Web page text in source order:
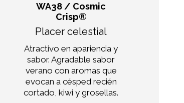
WA38 / Cosmic
Crisp®
Placer celestial
Atractivo en apariencia y
sabor. Agradable sabor
verano con aromas que
evocan a césped recién
cortado, kiwi y grosellas.